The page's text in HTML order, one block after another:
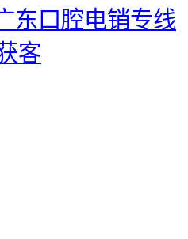
东口腔电销专线
客